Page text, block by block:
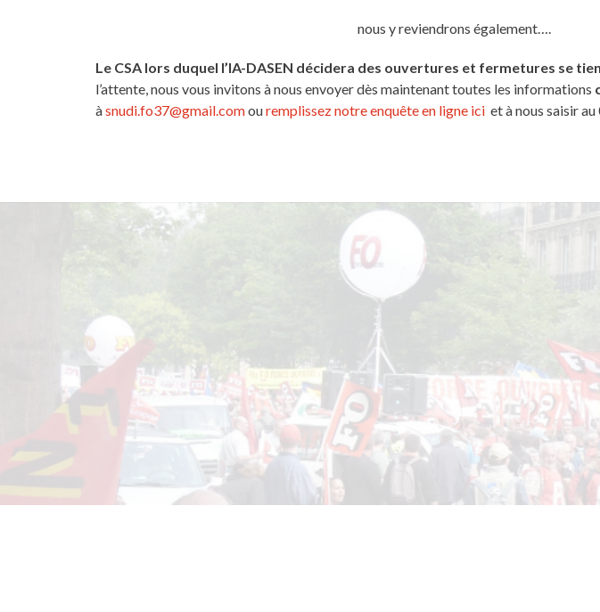
nous y reviendrons également….
Le CSA lors duquel l’IA-DASEN décidera des ouvertures et fermetures se
l’attente, nous vous invitons à nous envoyer dès maintenant toutes les informations
àsnudi.fo37@gmail.comouremplissez notre enquête en ligne ici et à nous saisir